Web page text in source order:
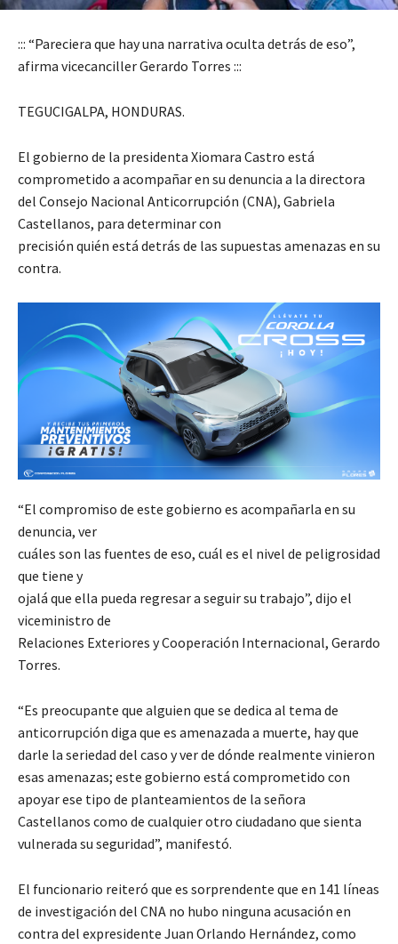
::: “Pareciera que hay una narrativa oculta detrás de eso”,
afirma vicecanciller Gerardo Torres :::
TEGUCIGALPA, HONDURAS.
El gobierno de la presidenta Xiomara Castro está
comprometido a acompañar en su denuncia a la directora
del Consejo Nacional Anticorrupción (CNA), Gabriela
Castellanos, para determinar con
precisión quién está detrás de las supuestas amenazas en su
contra.
“El compromiso de este gobierno es acompañarla en su
denuncia, ver
cuáles son las fuentes de eso, cuál es el nivel de peligrosidad
que tiene y
ojalá que ella pueda regresar a seguir su trabajo”, dijo el
viceministro de
Relaciones Exteriores y Cooperación Internacional, Gerardo
Torres.
“Es preocupante que alguien que se dedica al tema de
anticorrupción diga que es amenazada a muerte, hay que
darle la seriedad del caso y ver de dónde realmente vinieron
esas amenazas; este gobierno está comprometido con
apoyar ese tipo de planteamientos de la señora
Castellanos como de cualquier otro ciudadano que sienta
vulnerada su seguridad”, manifestó.
El funcionario reiteró que es sorprendente que en 141 líneas
de investigación del CNA no hubo ninguna acusación en
contra del expresidente Juan Orlando Hernández, como